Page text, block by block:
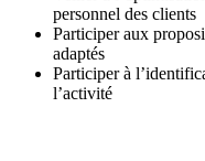
personnel des clients
Participer aux
adaptés
Participer à
l’activité